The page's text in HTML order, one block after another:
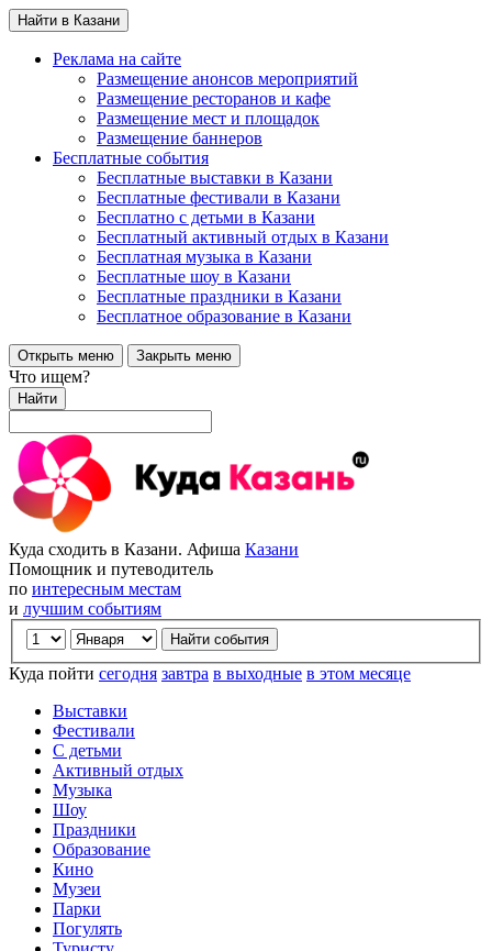
Найти в Казани
Реклама на сайте
Размещение анонсов мероприятий
Размещение ресторанов и кафе
Размещение мест и площадок
Размещение баннеров
Бесплатные события
Бесплатные выставки в Казани
Бесплатные фестивали в Казани
Бесплатно с детьми в Казани
Бесплатный активный отдых в Казани
Бесплатная музыка в Казани
Бесплатные шоу в Казани
Бесплатные праздники в Казани
Бесплатное образование в Казани
Открыть меню Закрыть меню
Что ищем?
Найти
Куда сходить в Казани. Афиша Казани
Помощник и путеводитель
по интересным местам
и лучшим событиям
Куда пойти сегодня завтра в выходные в этом месяце
Выставки
Фестивали
С детьми
Активный отдых
Музыка
Шоу
Праздники
Образование
Кино
Музеи
Парки
Погулять